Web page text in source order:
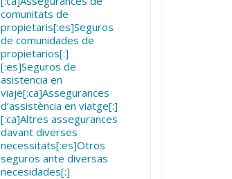
comunitats de
propietaris[:es]Seguros
de comunidades de
propietarios[:]
[:es]Seguros de
asistencia en
viaje[:ca]Assegurances
d’assistència en viatge[:]
[:ca]Altres assegurances
davant diverses
necessitats[:es]Otros
seguros ante diversas
necesidades[:]